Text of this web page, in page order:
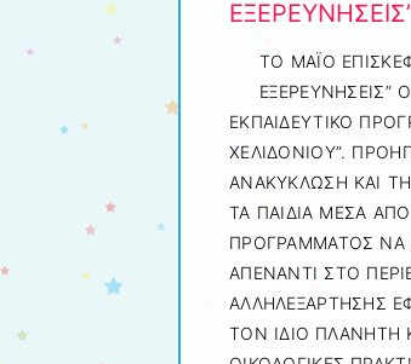
ΤΟ ΜΑΪΟ
ΕΚΠΑΙΔΕΥΤΙΚΟ
ΧΕΛΙΔΟΝΙΟΥ”.
ΑΝΑΚΥΚΛΩΣΗ ΚΑΙ
ΤΑ ΠΑΙΔΙΑ ΜΕΣΑ
ΠΡΟΓΡΑΜΜΑΤΟΣ ΝΑ
ΑΠΕΝΑΝΤΙ ΣΤΟ
ΑΛΛΗΛΕΞΑΡΤΗΣΗΣ
ΤΟΝ ΙΔΙΟ ΠΛΑΝΗΤΗ